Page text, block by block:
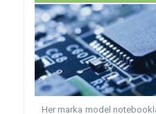
Her marka model